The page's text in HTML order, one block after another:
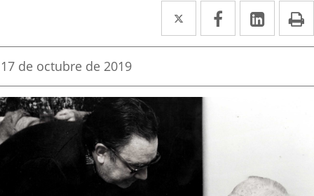
Twitter
Enlace
a
aplicación
Facebook
Enlace
a
aplicación
Enlace
a
Fecha
la
noticia
17 de octubre de 2019